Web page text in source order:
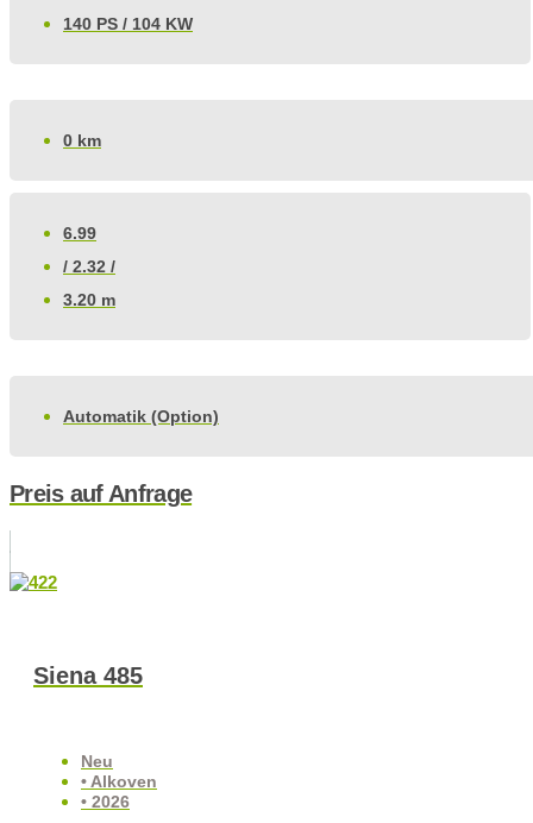
140 PS / 104 KW
0 km
6.99
/ 2.32 /
3.20 m
Automatik (Option)
Preis auf Anfrage
Siena 485
Neu
• Alkoven
• 2026